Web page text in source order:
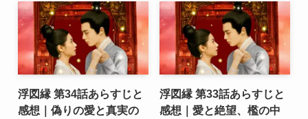
浮図縁 第34話あらすじと
感想｜偽りの愛と真実の
浮図縁 第33話あらすじと
感想｜愛と絶望、檻の中